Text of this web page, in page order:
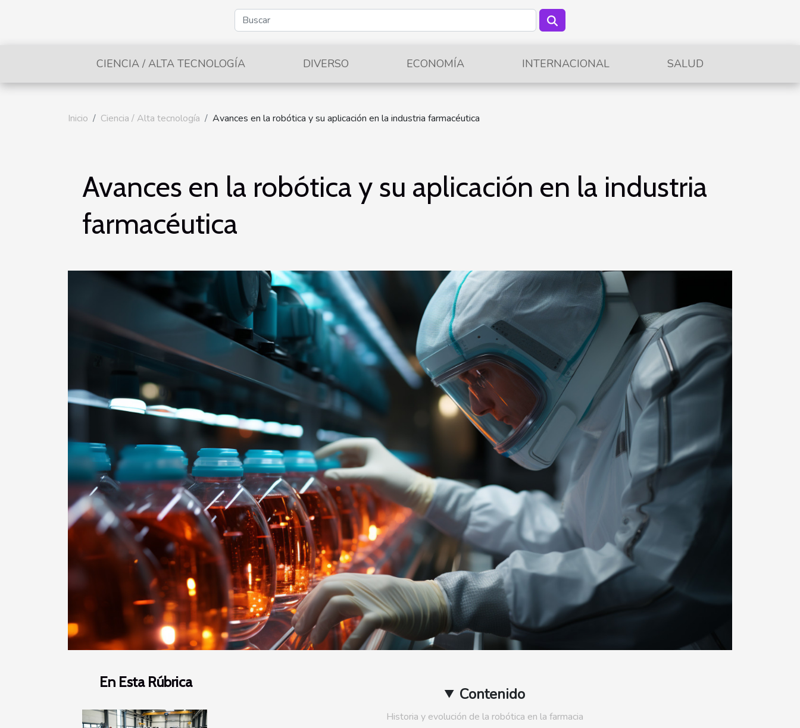
CIENCIA / ALTA TECNOLOGÍA DIVERSO ECONOMÍA INTERNACIONAL SALUD
Inicio Ciencia / Alta tecnología Avances en la robótica y su aplicación en la industria farmacéutica
Avances en la robótica y su aplicación en la industria
farmacéutica
En Esta Rúbrica
Contenido
Historia y evolución de la robótica en la farmacia